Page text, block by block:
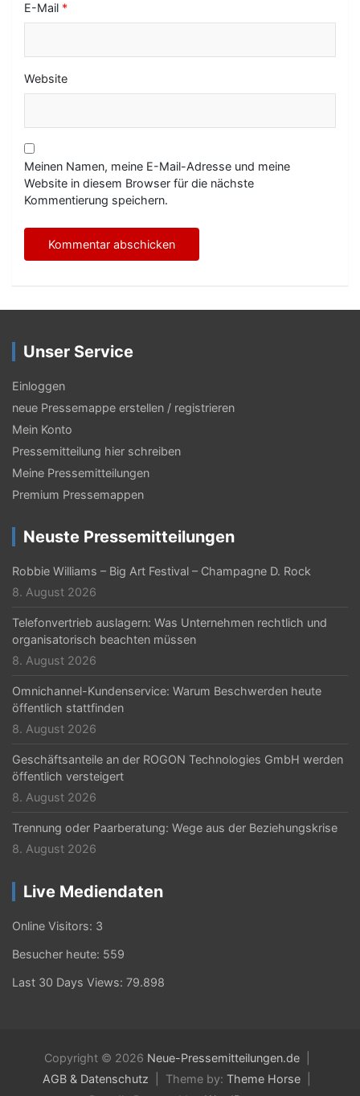
E-Mail *
Website
Meinen Namen, meine E-Mail-Adresse und meine
Website in diesem Browser für die nächste
Kommentierung speichern.
Unser Service
Einloggen
neue Pressemappe erstellen / registrieren
Mein Konto
Pressemitteilung hier schreiben
Meine Pressemitteilungen
Premium Pressemappen
Neuste Pressemitteilungen
Robbie Williams – Big Art Festival – Champagne D. Rock
8. August 2026
Telefonvertrieb auslagern: Was Unternehmen rechtlich und
organisatorisch beachten müssen
8. August 2026
Omnichannel-Kundenservice: Warum Beschwerden heute
öffentlich stattfinden
8. August 2026
Geschäftsanteile an der ROGON Technologies GmbH werden
öffentlich versteigert
8. August 2026
Trennung oder Paarberatung: Wege aus der Beziehungskrise
8. August 2026
Live Mediendaten
Online Visitors: 3
Besucher heute: 559
Last 30 Days Views: 79.898
Copyright © 2026 Neue-Pressemitteilungen.de
AGB & Datenschutz
Theme by: Theme Horse